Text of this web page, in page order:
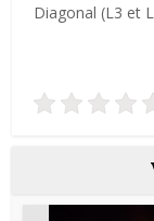
Diagonal (L3 et